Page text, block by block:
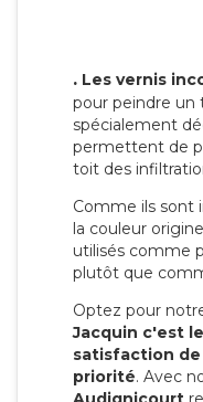
. Les vernis
pour peindre un
spécialement
permettent de
toit des
Comme ils sont
la couleur
utilisés comme
plutôt que
Optez pour
Jacquin c'est
satisfaction
priorité. Avec